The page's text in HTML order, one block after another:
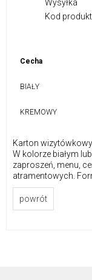
Wysyłka
Kod
Cecha
BIAŁY
KREMOWY
Karton
W kolorze białym
zaproszeń, menu,
atramentowych.
powrót